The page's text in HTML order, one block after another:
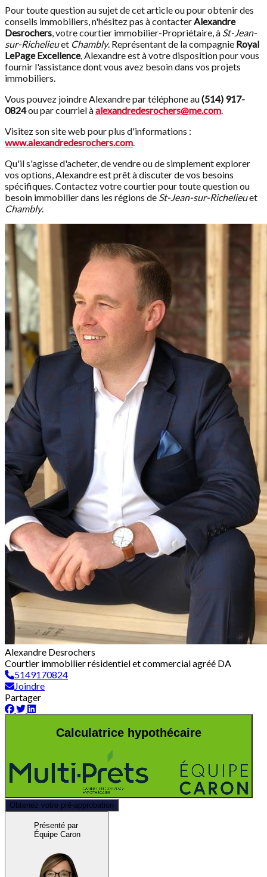
Pour toute question au sujet de cet article ou pour obtenir des
conseils immobiliers, n'hésitez pas à contacterAlexandre
Desrochers, votre courtier immobilier-Propriétaire, à St-Jean-
sur-Richelieuet Chambly. Représentant de la compagnie Royal
LePage Excellence, Alexandre est à votre disposition pour vous
fournir l'assistance dont vous avez besoin dans vos projets
immobiliers.
Vous pouvez joindre Alexandre par téléphone au(514) 917-
0824ou par courriel àalexandredesrochers@me.com.
Visitez son site web pour plus d'informations :
www.alexandredesrochers.com.
Qu'il s'agisse d'acheter, de vendre ou de simplement explorer
vos options, Alexandre est prêt à discuter de vos besoins
spécifiques. Contactez votre courtier pour toute question ou
besoin immobilier dans les régions de St-Jean-sur-Richelieuet
Chambly.
Alexandre Desrochers
Courtier immobilier résidentiel et commercial agréé DA
5149170824
Joindre
Partager
Calculatrice hypothécaire
Obtenez votre pré-approbation
Présenté par
Équipe Caron